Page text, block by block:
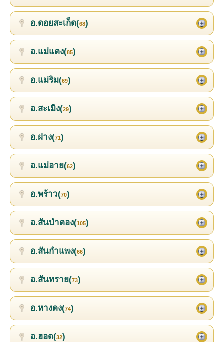
อ.ดอยสะเก็ด(68)
อ.แม่แตง(85)
อ.แม่ริม(69)
อ.สะเมิง(29)
อ.ฝาง(71)
อ.แม่อาย(62)
อ.พร้าว(70)
อ.สันป่าตอง(105)
อ.สันกำแพง(66)
อ.สันทราย(73)
อ.หางดง(74)
อ.ฮอด(32)